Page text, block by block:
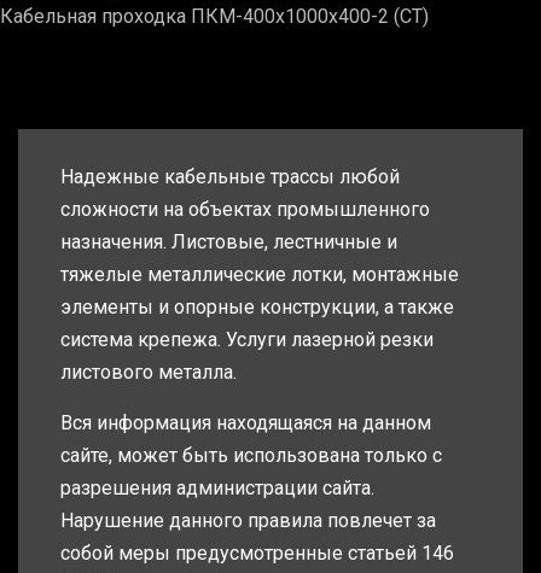
Кабельная проходка ПКМ-400х1000х400-2 (СТ)
Надежные кабельные трассы любой
сложности на объектах промышленного
назначения. Листовые, лестничные и
тяжелые металлические лотки, монтажные
элементы и опорные конструкции, а также
система крепежа. Услуги лазерной резки
листового металла.
Вся информация находящаяся на данном
сайте, может быть использована только с
разрешения администрации сайта.
Нарушение данного правила повлечет за
собой меры предусмотренные статьей 146